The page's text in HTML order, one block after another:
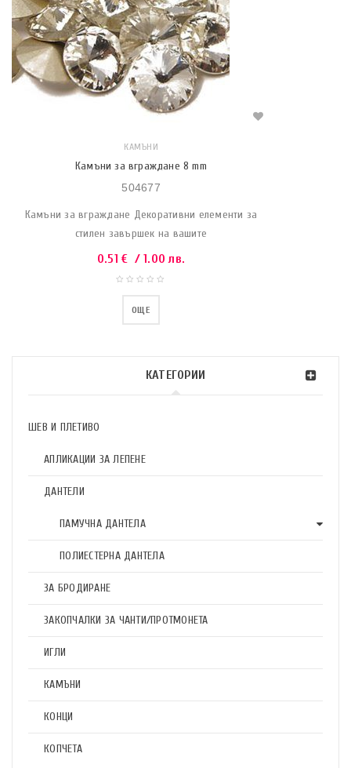
КАТЕГОРИИ
ШЕВ И ПЛЕТИВО
АПЛИКАЦИИ ЗА ЛЕПЕНЕ
ДАНТЕЛИ
ПАМУЧНА ДАНТЕЛА
ПОЛИЕСТЕРНА ДАНТЕЛА
ЗА БРОДИРАНЕ
ЗАКОПЧАЛКИ ЗА ЧАНТИ/ПРОТМОНЕТА
ИГЛИ
КАМЪНИ
КОНЦИ
КОПЧЕТА
КАМЪНИ
Камъни за вграждане 8 mm
504677
Камъни за вграждане Декоративни елементи за
стилен завършек на вашите
0.51€ / 1.00 лв.
ОЩЕ